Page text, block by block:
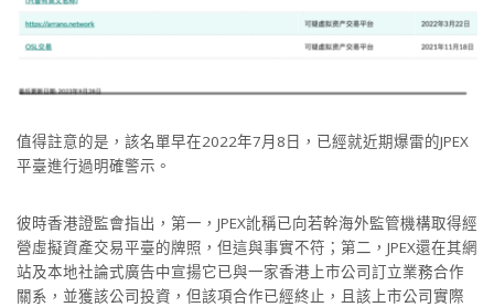
值得註意的是，該名單早在2022年7月8日，已經就近期爆雷的JPEX
平臺進行過明確警示。
彼時香港證監會指出，第一，JPEX訛稱已向若幹海外監管機構取得經
營虛擬資產交易平臺的牌照，但這與事實不符；第二，JPEX還在其網
站及本地社論式廣告中宣揚它已與一家香港上市公司訂立業務合作
關系，並獲該公司投資，但該項合作已經終止，且該上市公司實際